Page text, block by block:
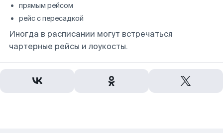
прямым рейсом
рейс с пересадкой
Иногда в расписании могут встречаться
чартерные рейсы и лоукосты.